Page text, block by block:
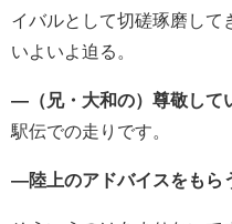
イバルとして切磋琢磨して
いよいよ迫る。
―（兄・大和の）尊敬して
駅伝での走りです。
―陸上のアドバイスをもら